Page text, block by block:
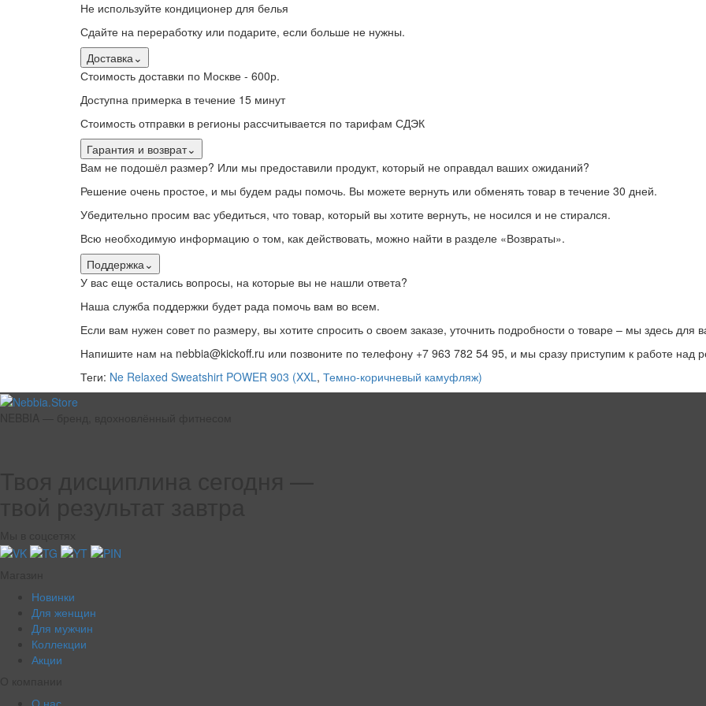
Не используйте кондиционер для белья
Сдайте на переработку или подарите, если больше не нужны.
Доставка ⌄
Стоимость доставки по Москве - 600р.
Доступна примерка в течение 15 минут
Стоимость отправки в регионы рассчитывается по тарифам СДЭК
Гарантия и возврат⌄
Вам не подошёл размер? Или мы предоставили продукт, который не оправдал ваших ожиданий?
Решение очень простое, и мы будем рады помочь. Вы можете вернуть или обменять товар в течение 30 дней.
Убедительно просим вас убедиться, что товар, который вы хотите вернуть, не носился и не стирался.
Всю необходимую информацию о том, как действовать, можно найти в разделе «Возвраты».
Поддержка ⌄
У вас еще остались вопросы, на которые вы не нашли ответа?
Наша служба поддержки будет рада помочь вам во всем.
Если вам нужен совет по размеру, вы хотите спросить о своем заказе, уточнить подробности о товаре – мы здесь для
Напишите нам на nebbia@kickoff.ru или позвоните по телефону +7 963 782 54 95, и мы сразу приступим к работе над
Теги: Ne Relaxed Sweatshirt POWER 903 (XXL, Темно-коричневый камуфляж)
Новинки
Для женщин
Для мужчин
Коллекции
Акции
О нас